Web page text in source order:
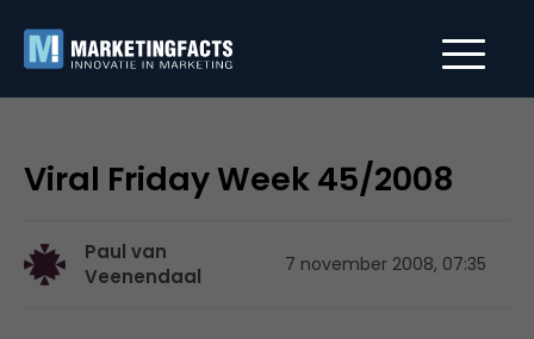
Viral Friday Week 45/2008
Paul van
Veenendaal
7 november 2008, 07:35